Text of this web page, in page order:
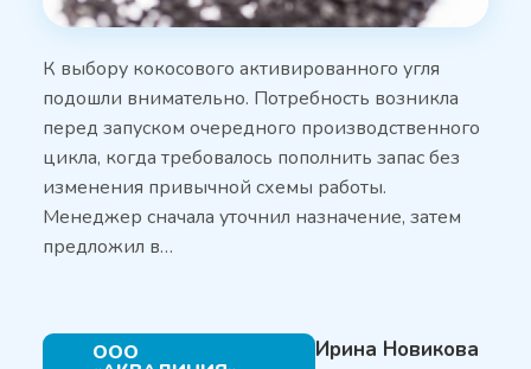
К выбору кокосового активированного угля
подошли внимательно. Потребность возникла
перед запуском очередного производственного
цикла, когда требовалось пополнить запас без
изменения привычной схемы работы.
Менеджер сначала уточнил назначение, затем
предложил в…
ООО Ирина Новикова